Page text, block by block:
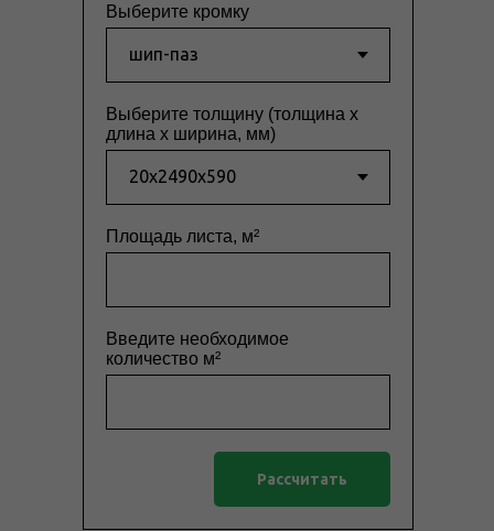
Выберите кромку
Выберите толщину (толщина x
длина x ширина, мм)
Площадь листа, м²
Введите необходимое
количество м²
Рассчитать